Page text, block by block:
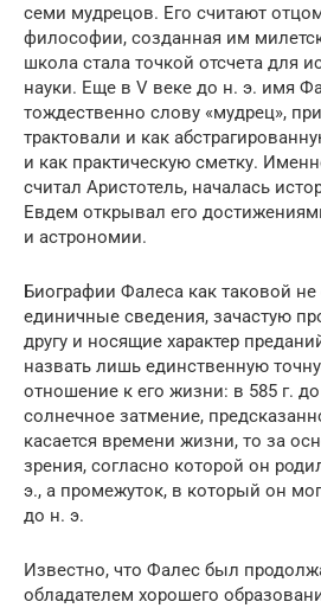
семи мудрецов. Его считают
философии, созданная им
школа стала точкой отсчета для
науки. Еще в V веке до н. э. имя
тождественно слову «мудрец»,
трактовали и как
и как практическую сметку.
считал Аристотель, началась
Евдем открывал его
и астрономии.
Биографии Фалеса как таковой не
единичные сведения, зачастую
другу и носящие характер
назвать лишь единственную
отношение к его жизни: в 585 г.
солнечное затмение,
касается времени жизни, то за
зрения, согласно которой он
э., а промежуток, в который он
до н. э.
Известно, что Фалес был
обладателем хорошего